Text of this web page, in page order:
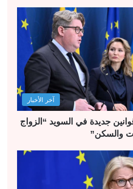
آخر الأخبار
من يوليو.. 9 قوانين جديدة في السويد “الزواج
والسكن”